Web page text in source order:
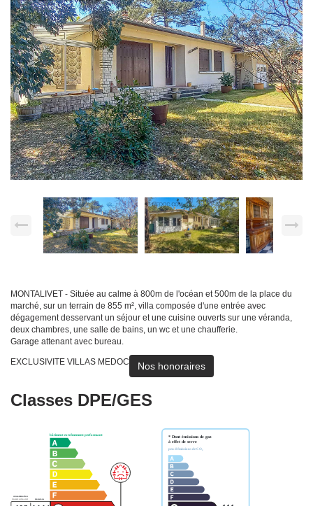
MONTALIVET - Située au calme à 800m de l'océan et 500m de la place du
marché, sur un terrain de 855 m², villa composée d'une entrée avec
dégagement desservant un séjour et une cuisine ouverts sur une véranda,
deux chambres, une salle de bains, un wc et une chaufferie.
Garage attenant avec bureau.
EXCLUSIVITE VILLAS MEDOC Nos honoraires
Classes DPE/GES